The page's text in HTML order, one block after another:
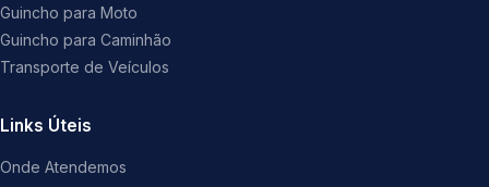
Guincho para Moto
Guincho para Caminhão
Transporte de Veículos
Links Úteis
Onde Atendemos